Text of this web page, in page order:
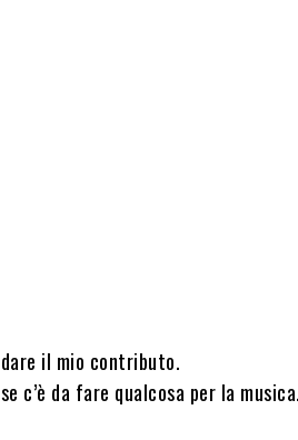
il mio contributo.
c’è da fare qualcosa per la